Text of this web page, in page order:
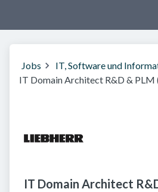
Jobs
IT, Software und
IT Domain Architect R&D & PLM
IT Domain Architect